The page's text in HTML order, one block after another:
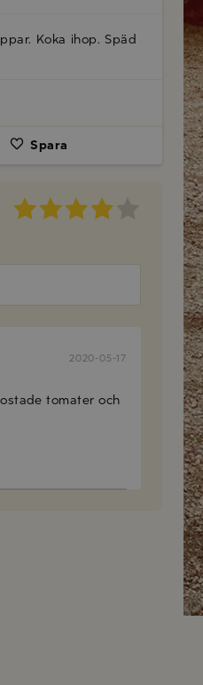
Koka ihop. Späd
Spara
2020-05-17
tomater och